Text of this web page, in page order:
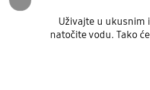
Uživajte u ukusnim
natočite vodu. Tako